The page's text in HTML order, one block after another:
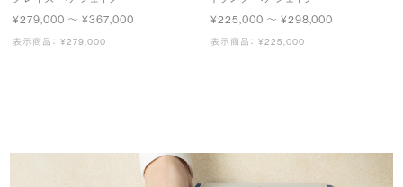
¥279,000 〜 ¥367,000
表示商品： ¥279,000
¥225,000 〜 ¥298,000
表示商品： ¥225,000